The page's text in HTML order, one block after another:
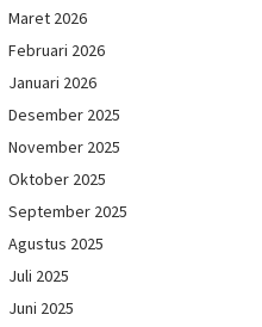
Maret 2026
Februari 2026
Januari 2026
Desember 2025
November 2025
Oktober 2025
September 2025
Agustus 2025
Juli 2025
Juni 2025